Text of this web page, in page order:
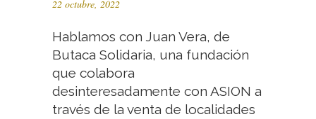
22 octubre, 2022
Hablamos con Juan Vera, de
Butaca Solidaria, una fundación
que colabora
desinteresadamente con ASION a
través de la venta de localidades